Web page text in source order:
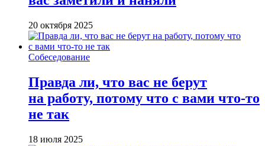
20 октября 2025
Собеседование
Правда ли, что вас не берут
на работу, потому что с вами что-то
не так
18 июля 2025